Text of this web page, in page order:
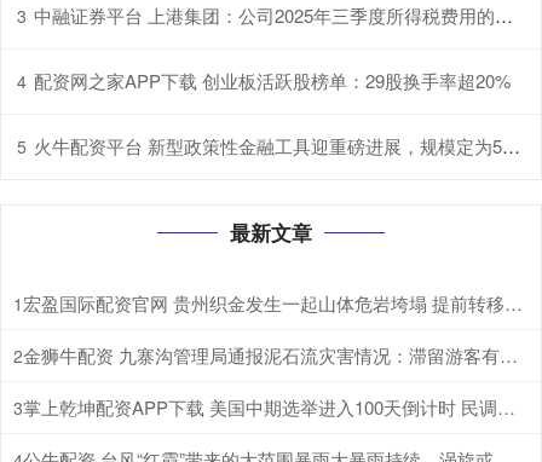
3 中融证券平台 上港集团：公司2025年三季度所得税费用的增长主要是公司的盈利增长
4 配资网之家APP下载 创业板活跃股榜单：29股换手率超20%
5 火牛配资平台 新型政策性金融工具迎重磅进展，规模定为5000亿，专家称可撬动投资10倍以上
最新文章
1 宏盈国际配资官网 贵州织金发生一起山体危岩垮塌 提前转移未造成人员伤亡
2 金狮牛配资 九寨沟管理局通报泥石流灾害情况：滞留游客有序撤离，无人员伤亡
3 掌上乾坤配资APP下载 美国中期选举进入100天倒计时 民调显示特朗普支持率处于低位